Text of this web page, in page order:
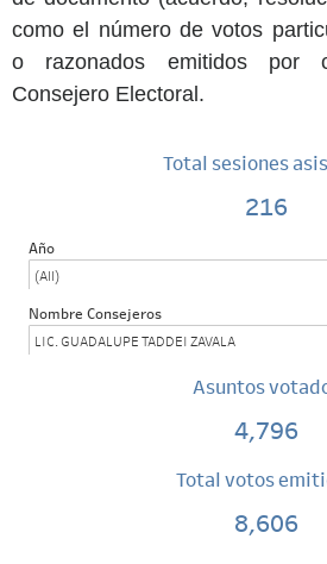
como el número de votos
o razonados emitidos por
Consejero Electoral.